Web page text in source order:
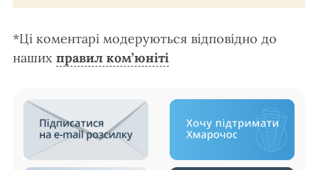
*Ці коментарі модеруються відповідно до
наших правил ком’юніті